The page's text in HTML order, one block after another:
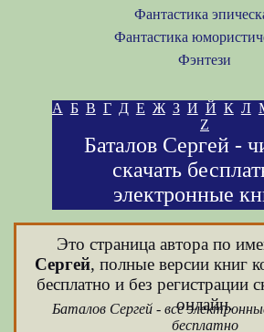
Фантастика
Фантастика
Фэнтези
А Б В Г Д Е Ж З И Й К Л
Z
Баталов Сергей -
скачать
электронные
Это страница автора по
Сергей, полные версии книг
бесплатно и без регистрации
онлайн.
Баталов Сергей - все
бесплатно